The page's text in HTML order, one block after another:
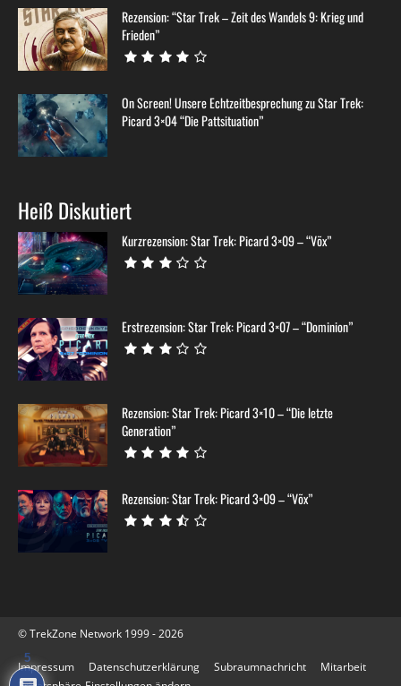
Rezension: “Star Trek – Zeit des Wandels 9: Krieg und
Frieden”
On Screen! Unsere Echtzeitbesprechung zu Star Trek:
Picard 3×04 “Die Pattsituation”
Heiß Diskutiert
Kurzrezension: Star Trek: Picard 3×09 – “Võx”
Erstrezension: Star Trek: Picard 3×07 – “Dominion”
Rezension: Star Trek: Picard 3×10 – “Die letzte
Generation”
Rezension: Star Trek: Picard 3×09 – “Võx”
© TrekZone Network 1999 - 2026
Impressum Datenschutzerklärung Subraumnachricht
Mitarbeit
5